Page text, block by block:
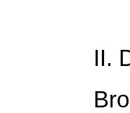
II.